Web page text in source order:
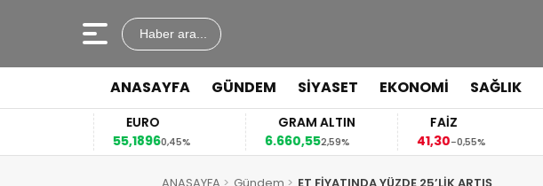
Haber ara...
ANASAYFA GÜNDEM SİYASET EKONOMİ SAĞLIK
EURO
55,18960,45%
GRAM ALTIN
6.660,552,59%
41,30-0,55%